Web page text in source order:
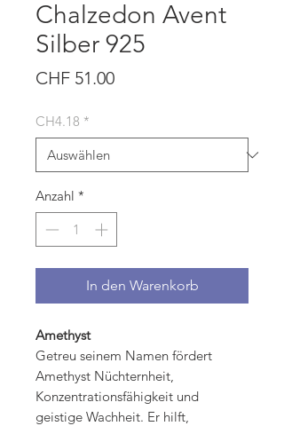
Chalzedon Avent
Silber 925
CHF 51.00Preis
CH4.18 *
Anzahl *
In den Warenkorb
Amethyst
Getreu seinem Namen fördert
Amethyst Nüchternheit,
Konzentrationsfähigkeit und
geistige Wachheit. Er hilft,